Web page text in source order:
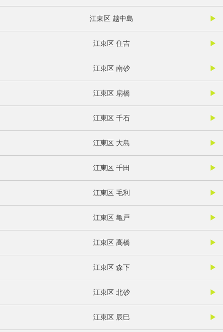
江東区 越中島
江東区 住吉
江東区 南砂
江東区 扇橋
江東区 千石
江東区 大島
江東区 千田
江東区 毛利
江東区 亀戸
江東区 高橋
江東区 森下
江東区 北砂
江東区 辰巳